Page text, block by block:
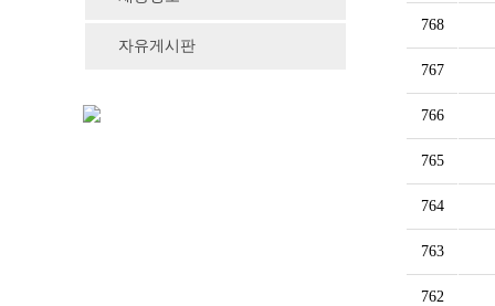
자유게시판
768
767
766
765
764
763
762